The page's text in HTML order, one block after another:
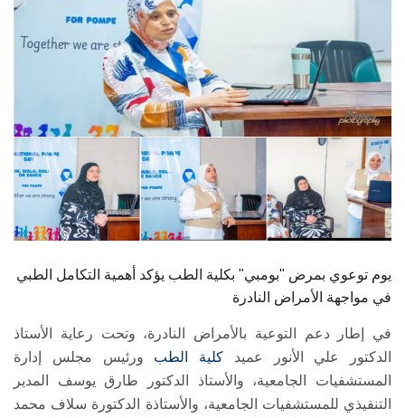
هيئة التدريس
الخريجين
الموظفون
الزائـرون
يوم توعوي بمرض "بومبي" بكلية الطب يؤكد أهمية التكامل الطبي
في مواجهة الأمراض النادرة
في إطار دعم التوعية بالأمراض النادرة، وتحت رعاية الأستاذ
الدكتور علي الأنور عميد كلية الطب ورئيس مجلس إدارة
المستشفيات الجامعية، والأستاذ الدكتور طارق يوسف المدير
التنفيذي للمستشفيات الجامعية، والأستاذة الدكتورة سلاف محمد